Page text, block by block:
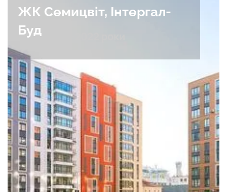
ЖК Семицвіт, Інтергал-
Буд
Львів, 2019-2022 роки